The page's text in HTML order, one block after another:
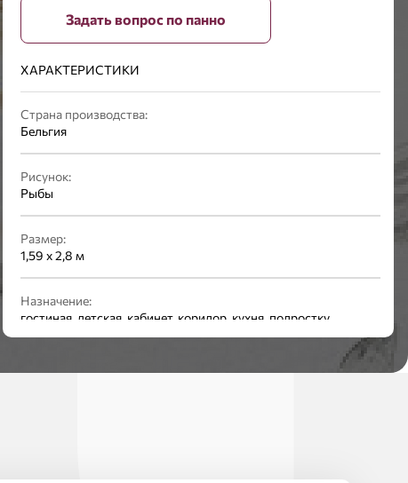
Задать вопрос по панно
ХАРАКТЕРИСТИКИ
Страна производства:
Бельгия
Рисунок:
Рыбы
Размер:
1,59 x 2,8 м
Назначение:
гостиная, детская, кабинет, коридор, кухня, подростку,
прихожая, спальня, универсальные